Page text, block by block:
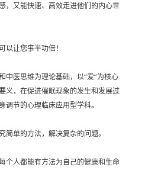
，又能快速、高效走进他们的内心世
以让您事半功倍！
中医思维为理论基础，以“爱”为核心
义，在促进催眠现象的发生和发展过
调节的心理临床应用型学科。
简单的方法，解决复杂的问题。
个人都能有方法为自己的健康和生命